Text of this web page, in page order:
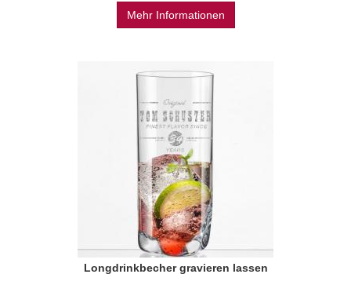
Mehr Informationen
Longdrinkbecher gravieren lassen